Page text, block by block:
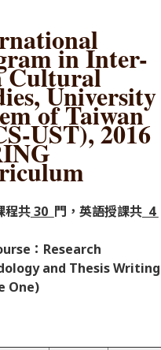
in Inter-
Cultural
University
of Taiwan
UST), 2016
程共30 門，英語授課共4
：Research
and Thesis Writing
One)